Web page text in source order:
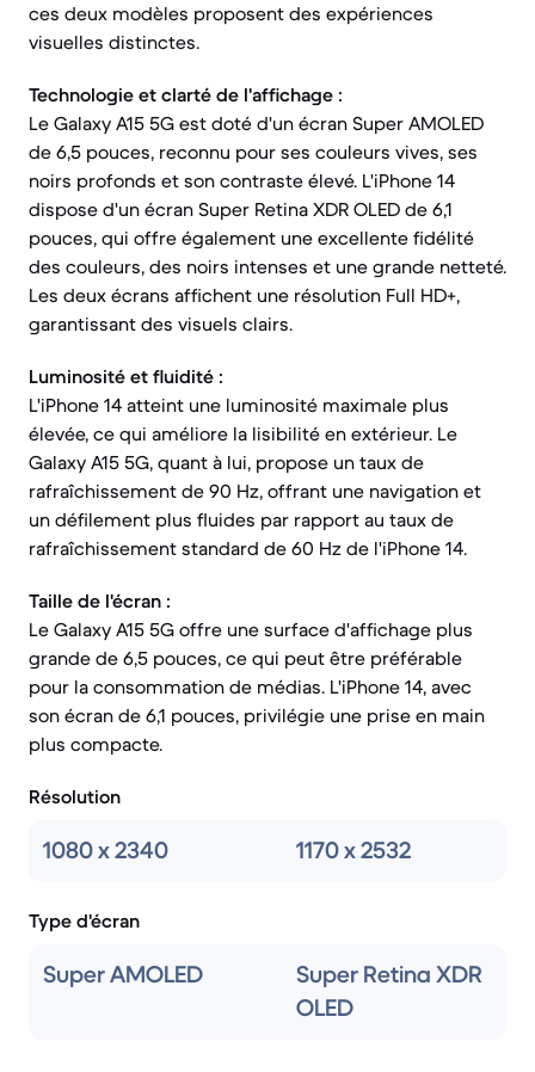
ces deux modèles proposent des expériences
visuelles distinctes.
Technologie et clarté de l'affichage :
Le Galaxy A15 5G est doté d'un écran Super AMOLED
de 6,5 pouces, reconnu pour ses couleurs vives, ses
noirs profonds et son contraste élevé. L'iPhone 14
dispose d'un écran Super Retina XDR OLED de 6,1
pouces, qui offre également une excellente fidélité
des couleurs, des noirs intenses et une grande netteté.
Les deux écrans affichent une résolution Full HD+,
garantissant des visuels clairs.
Luminosité et fluidité :
L'iPhone 14 atteint une luminosité maximale plus
élevée, ce qui améliore la lisibilité en extérieur. Le
Galaxy A15 5G, quant à lui, propose un taux de
rafraîchissement de 90 Hz, offrant une navigation et
un défilement plus fluides par rapport au taux de
rafraîchissement standard de 60 Hz de l'iPhone 14.
Taille de l'écran :
Le Galaxy A15 5G offre une surface d'affichage plus
grande de 6,5 pouces, ce qui peut être préférable
pour la consommation de médias. L'iPhone 14, avec
son écran de 6,1 pouces, privilégie une prise en main
plus compacte.
Résolution
1080 x 2340 1170 x 2532
Type d'écran
Super AMOLED
Super Retina XDR
OLED